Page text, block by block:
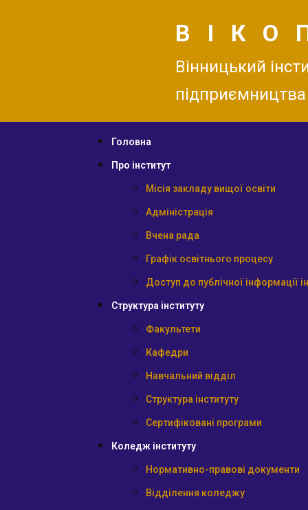
Вінницький
підприємництва
Головна
Про інститут
Місія закладу вищої освіти
Адміністрація
Вчена рада
Графік освітнього процесу
Доступ до публічної інформації
Структура інституту
Факультети
Кафедри
Навчальний відділ
Структура інституту
Сертифіковані програми
Коледж інституту
Нормативно-правові документи
Відділення коледжу